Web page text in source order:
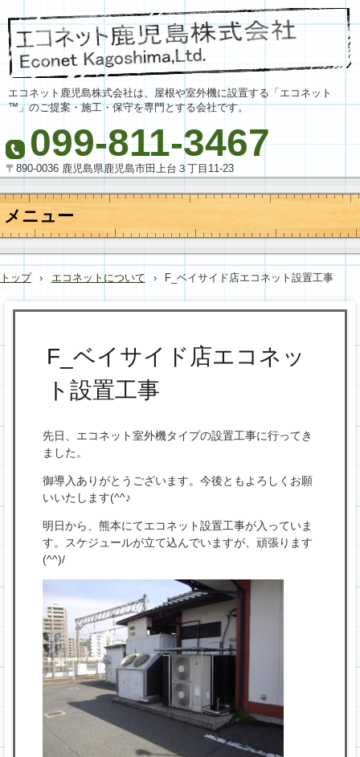
エコネット鹿児島株式会社は、屋根や室外機に設置する「エコネット
™」のご提案・施工・保守を専門とする会社です。
099-811-3467
〒890-0036 鹿児島県鹿児島市田上台３丁目11-23
メニュー
コ
テ
ン
へ
トップ › エコネットについて › F_ベイサイド店エコネット設置工事
F_ベイサイド店エコネッ
ト設置工事
先日、エコネット室外機タイプの設置工事に行ってき
ました。
御導入ありがとうございます。今後ともよろしくお願
いいたします(^^♪
明日から、熊本にてエコネット設置工事が入っていま
す。スケジュールが立て込んでいますが、頑張ります
(^^)/